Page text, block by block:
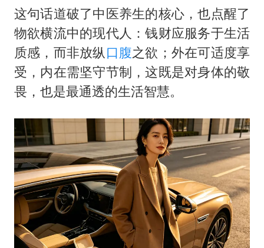
这句话道破了中医养生的核心，也点醒了
物欲横流中的现代人：钱财应服务于生活
质感，而非放纵 口腹之欲；外在可适度享
受，内在需坚守节制，这既是对身体的敬
畏，也是最通透的生活智慧。